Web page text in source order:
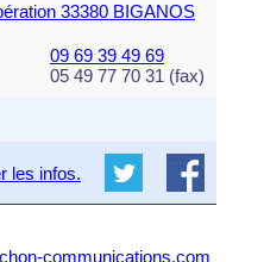
33380 BIGANOS
09 69 39 49 69
05 49 77 70 31 (fax)
les infos.
communications.com